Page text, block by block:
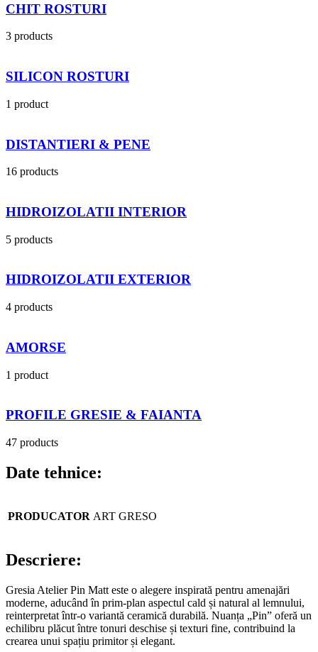
CHIT ROSTURI
3 products
SILICON ROSTURI
1 product
DISTANTIERI & PENE
16 products
HIDROIZOLATII INTERIOR
5 products
HIDROIZOLATII EXTERIOR
4 products
AMORSE
1 product
PROFILE GRESIE & FAIANTA
47 products
Date tehnice:
PRODUCATOR ART GRESO
Descriere:
Gresia Atelier Pin Matt este o alegere inspirată pentru amenajări
moderne, aducând în prim-plan aspectul cald și natural al lemnului,
reinterpretat într-o variantă ceramică durabilă. Nuanța „Pin” oferă un
echilibru plăcut între tonuri deschise și texturi fine, contribuind la
crearea unui spațiu primitor și elegant.